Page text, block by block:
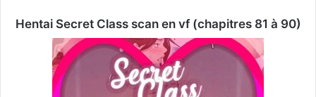
Hentai Secret Class scan en vf (chapitres 81 à 90)